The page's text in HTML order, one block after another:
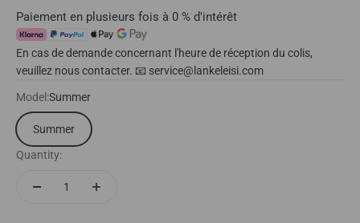
Paiement en plusieurs fois à 0 % d'intérêt
En cas de demande concernant l'heure de réception du colis,
veuillez nous contacter. 📧 service@lankeleisi.com
Model:Summer
Summer
Quantity: